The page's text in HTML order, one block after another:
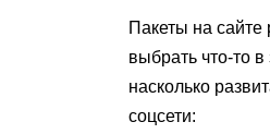
Пакеты на
выбрать что-то в
насколько
соцсети: